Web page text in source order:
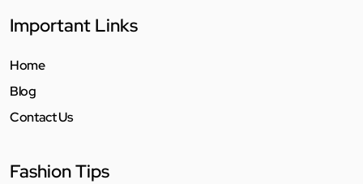
Important Links
Home
Blog
Contact Us
Fashion Tips